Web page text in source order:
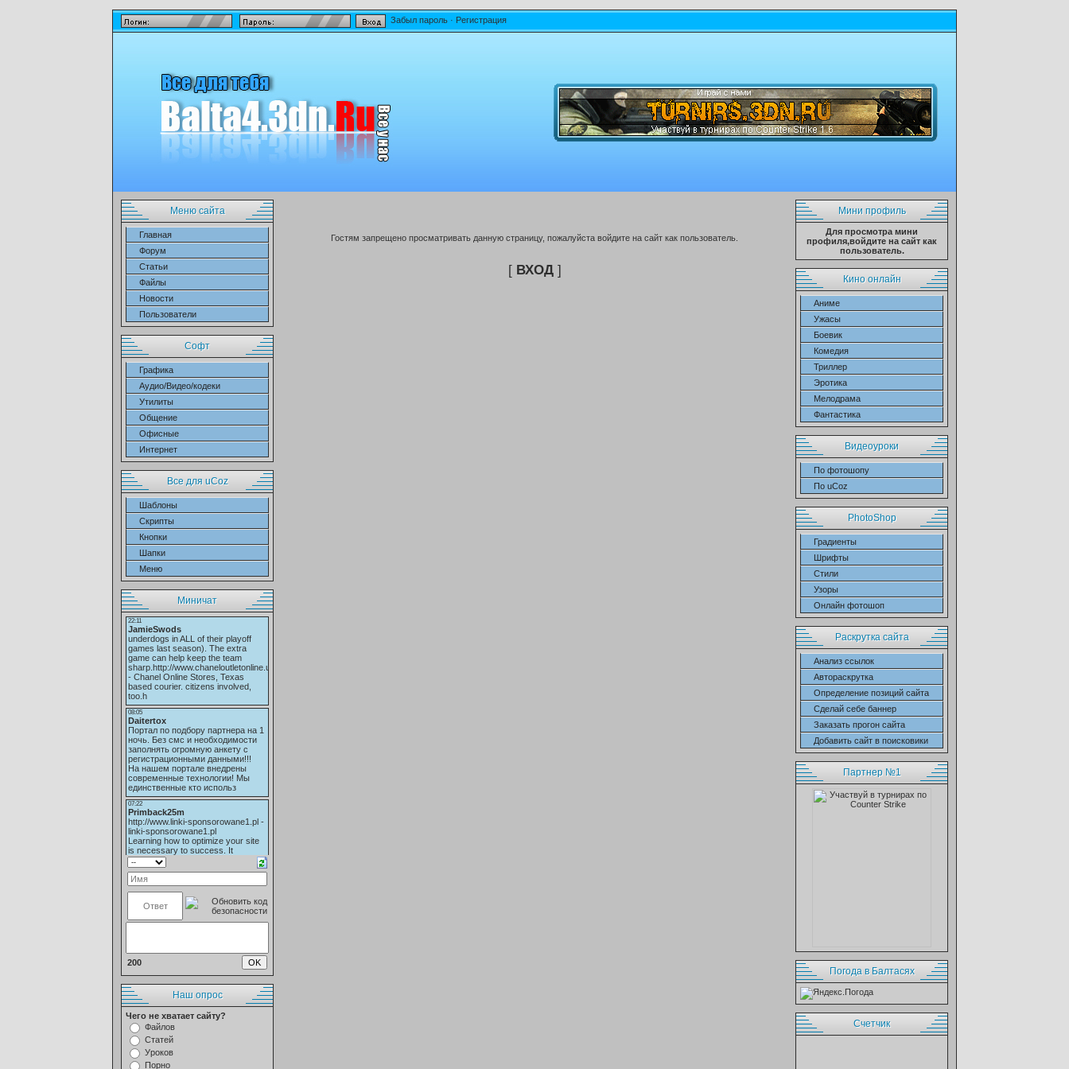
Забыл пароль · Регистрация
Меню сайта
Главная
Форум
Статьи
Файлы
Новости
Пользователи
Софт
Графика
Аудио/Видео/кодеки
Утилиты
Общение
Офисные
Интернет
Все для uCoz
Шаблоны
Скрипты
Кнопки
Шапки
Меню
Миничат
200
Наш опрос
Чего не хватает сайту?
Файлов
Статей
Уроков
Порно
Гостям запрещено просматривать данную страницу, пожалуйста войдите на сайт как пользователь.
[ ВХОД]
Мини профиль
Для просмотра мини
профиля,войдите на сайт как
пользователь.
Кино онлайн
Аниме
Ужасы
Боевик
Комедия
Триллер
Эротика
Мелодрама
Фантастика
Видеоуроки
По фотошопу
По uCoz
PhotoShop
Градиенты
Шрифты
Стили
Узоры
Онлайн фотошоп
Раскрутка сайта
Анализ ссылок
Автораскрутка
Определение позиций сайта
Сделай себе баннер
Заказать прогон сайта
Добавить сайт в поисковики
Партнер №1
Погода в Балтасях
Cчетчик